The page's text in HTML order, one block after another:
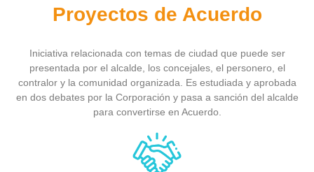
Proyectos de Acuerdo
Iniciativa relacionada con temas de ciudad que puede ser
presentada por el alcalde, los concejales, el personero, el
contralor y la comunidad organizada. Es estudiada y aprobada
en dos debates por la Corporación y pasa a sanción del alcalde
para convertirse en Acuerdo.